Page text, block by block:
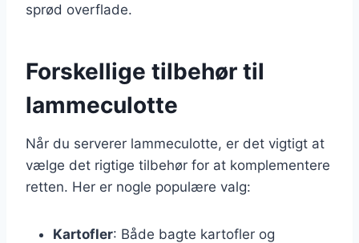
sprød overflade.
Forskellige tilbehør til
lammeculotte
Når du serverer lammeculotte, er det vigtigt at
vælge det rigtige tilbehør for at komplementere
retten. Her er nogle populære valg:
Kartofler: Både bagte kartofler og